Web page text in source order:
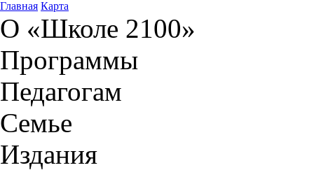
Главная Карта
О «Школе 2100»
Программы
Педагогам
Семье
Издания